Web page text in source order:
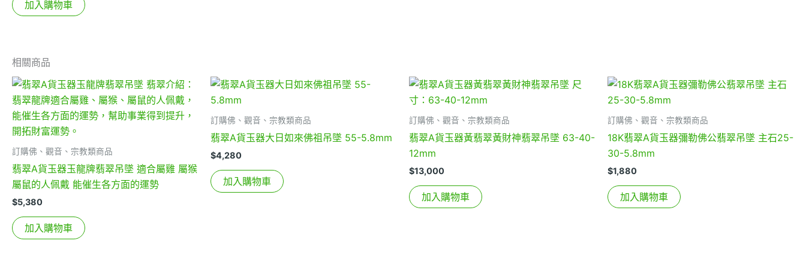
加入購物車
相關商品
訂購佛、觀音、宗教類商品
翡翠A貨玉器玉龍牌翡翠吊墜 適合屬雞 屬猴
屬鼠的人佩戴 能催生各方面的運勢
$5,380
加入購物車
訂購佛、觀音、宗教類商品
翡翠A貨玉器大日如來佛祖吊墜 55-5.8mm
$4,280
加入購物車
訂購佛、觀音、宗教類商品
翡翠A貨玉器黃翡翠黃財神翡翠吊墜 63-40-
12mm
$13,000
加入購物車
訂購佛、觀音、宗教類商品
18K翡翠A貨玉器彌勒佛公翡翠吊墜 主石25-
30-5.8mm
$1,880
加入購物車